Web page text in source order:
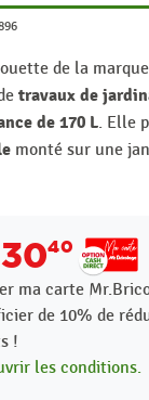
de la
travaux de
de 170 L. Elle
monté sur une
40
ma carte
de 10%de
!
les conditions.